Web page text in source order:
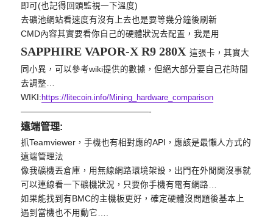
即可(也記得回頭監視一下溫度)
去礦池網站看速度有沒有上去也是要等幾分鐘後刷新
CMD內容其實要看你自己的硬體狀況去配置，我是用
SAPPHIRE VAPOR-X R9 280X 這張卡，其實大
同小異，可以參考wiki提供的數據，但絕大部分要自己花時間
去調整…
WIKI:https://litecoin.info/Mining_hardware_comparison
———————————————-
遠端管理:
抓Teamviewer，手機也有相對應的API， 應該是最懶人方式的
遠端管理法
像我礦機丟倉庫，用無線網路環境架設， 出門在外閒閒沒事就
可以連線看一下礦機狀況， 只要你手機有電有網路…
如果能找到有BMC的主機板更好，確定硬體沒問題後基本上
遇到當機也不用動它….